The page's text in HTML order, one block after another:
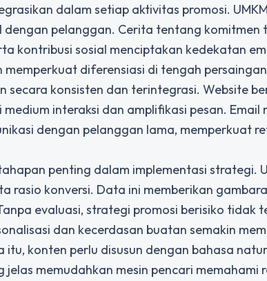
dalam setiap aktivitas promosi.
dengan pelanggan. Cerita tentang
kontribusi sosial menciptakan kedekatan
diferensiasi di tengah
secara konsisten dan terintegrasi. Website
interaksi dan amplifikasi pesan.
dengan pelanggan lama, memperkuat
penting dalam implementasi strategi.
rasio konversi. Data ini memberikan
evaluasi, strategi promosi berisiko tidak
dan kecerdasan buatan semakin
itu, konten perlu disusun dengan bahasa
jelas memudahkan mesin pencari memahami